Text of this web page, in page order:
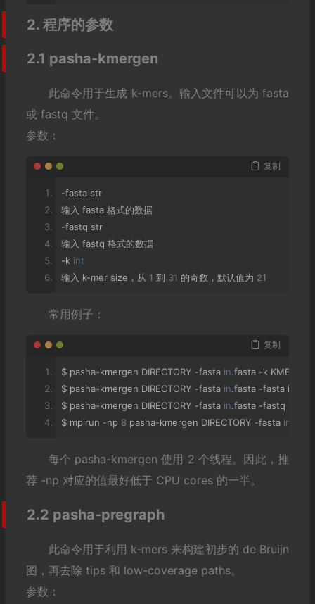
2. 程序的参数
2.1 pasha-kmergen
此命令用于生成 k-mers。输入文件可以为 fasta
或 fastq 文件。
参数：
复制
-fasta str
输入 fasta 格式的数据
-fastq str
输入 fastq 格式的数据
-k int
输入 k-mer size ，从 1 到 31 的奇数，默认值为 21
常用例子：
复制
$ pasha-kmergen DIRECTORY -fasta in.fasta -k
$ pasha-kmergen DIRECTORY -fasta in.fasta -fasta in2
$ pasha-kmergen DIRECTORY -fasta in.fasta -fastq in2
$ mpirun -np 8 pasha-kmergen DIRECTORY -fasta in
每个 pasha-kmergen 使用 2 个线程。因此，推
荐 -np 对应的值最好低于 CPU cores 的一半。
2.2 pasha-pregraph
此命令用于利用 k-mers 来构建初步的 de Bruijn
图，再去除 tips 和 low-coverage paths。
参数：